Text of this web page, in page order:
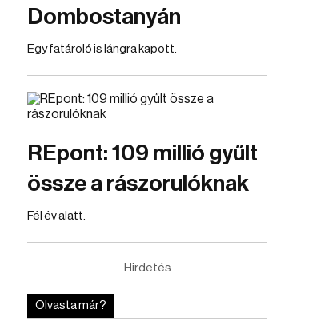
Dombostanyán
Egy fatároló is lángra kapott.
REpont: 109 millió gyűlt
össze a rászorulóknak
Fél év alatt.
Hirdetés
Olvasta már?